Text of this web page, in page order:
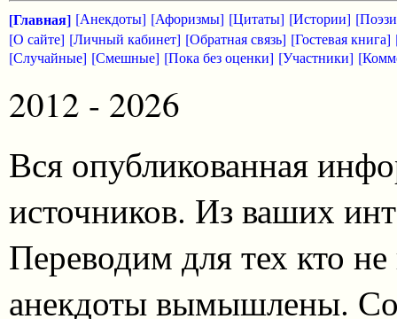
[Главная] [Анекдоты] [Афоризмы] [Цитаты] [Истории]
[О сайте] [Личный кабинет] [Обратная связь] [Гостевая книга]
[Случайные] [Смешные] [Пока без оценки] [Участники]
2012 - 2026
Вся опубликованная
источников. Из ваших
Переводим для тех кто
анекдоты вымышлены.